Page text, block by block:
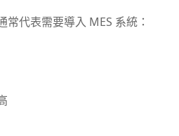
代表需要導入 MES 系統：